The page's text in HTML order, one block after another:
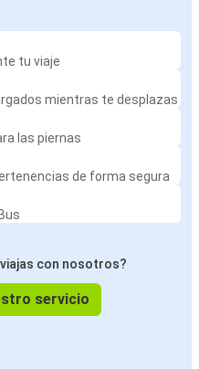
tu viaje
mientras te desplazas
las piernas
de forma segura
con nosotros?
servicio